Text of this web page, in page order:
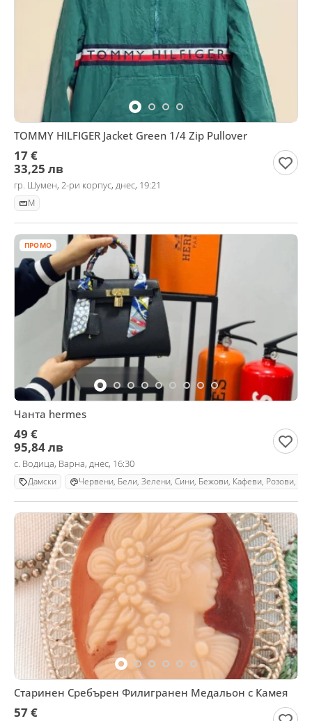
TOMMY HILFIGER Jacket Green 1/4 Zip Pullover
17 €
33,25 лв
гр. Шумен, 2-ри корпус, днес, 19:21
M
ПРОМО
Чанта hermes
49 €
95,84 лв
с. Водица, Варна, днес, 16:30
Дамски Червени, Бели, Зелени, Сини, Бежови, Кафеви, Розови,
Старинен Сребърен Филигранен Медальон с Камея
57 €